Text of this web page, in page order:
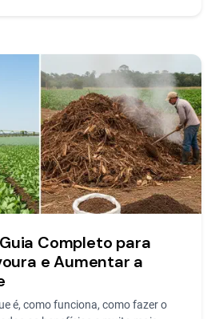
Completo para
e Aumentar a
é, como funciona, como fazer o